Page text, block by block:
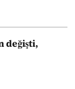
değişti,